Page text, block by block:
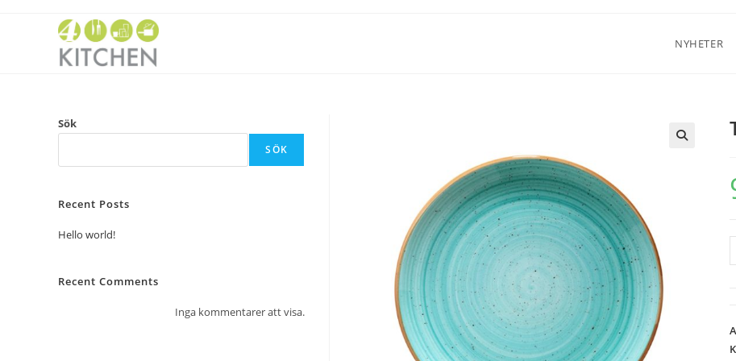
NYHETER
Sök
SÖK
Recent Posts
Hello world!
Recent Comments
Inga kommentarer att visa.